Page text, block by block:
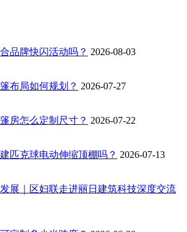
品牌快闪活动吗？ 2026-08-03
布局如何规划？ 2026-07-27
房怎么定制尺寸？ 2026-07-22
匹克球电动伸缩顶棚吗？ 2026-07-13
展｜区妇联走进丽日建筑科技深度交流